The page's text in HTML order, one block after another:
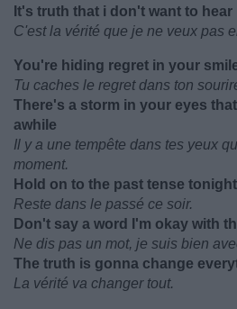
It's truth that i don't want to hear
C'est la vérité que je ne veux pas
You're hiding regret in your
Tu caches le regret dans ton
There's a storm in your eyes
awhile
Il y a une tempête dans tes yeux
moment.
Hold on to the past tense tonight
Reste dans le passé ce soir.
Don't say a word I'm okay with
Ne dis pas un mot, je suis bien
The truth is gonna change
La vérité va changer tout.